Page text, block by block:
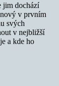
jim dochází
v prvním
svých
v nejbližší
a kde ho